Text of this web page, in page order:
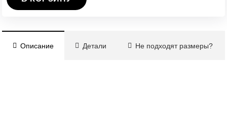
Количество
откатные
4000х2200
Описание Детали Не подходят размеры?